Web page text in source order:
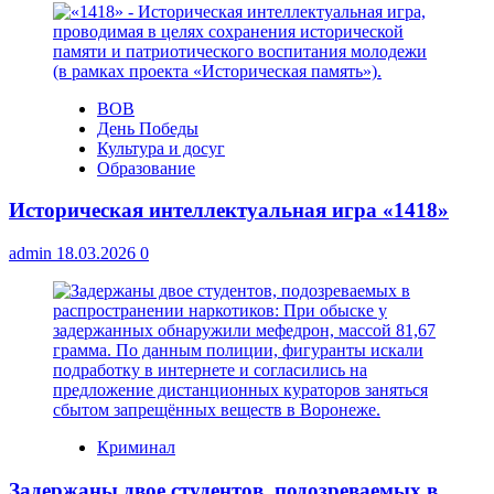
ВОВ
День Победы
Культура и досуг
Образование
Историческая интеллектуальная игра «1418»
admin 18.03.2026 0
Криминал